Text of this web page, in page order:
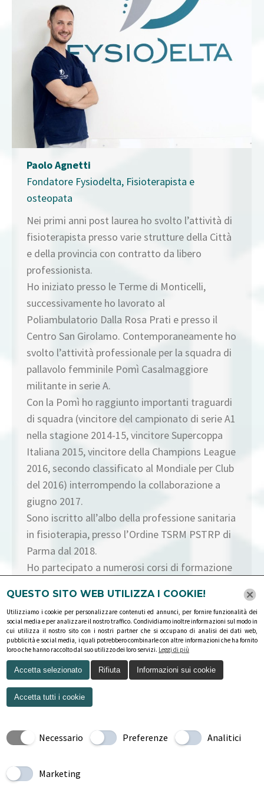
Paolo Agnetti
Fondatore Fysiodelta, Fisioterapista e
osteopata
Nei primi anni post laurea ho svolto l’attività di
fisioterapista presso varie strutture della Città
e della provincia con contratto da libero
professionista.
Ho iniziato presso le Terme di Monticelli,
successivamente ho lavorato al
Poliambulatorio Dalla Rosa Prati e presso il
Centro San Girolamo. Contemporaneamente ho
svolto l’attività professionale per la squadra di
pallavolo femminile Pomì Casalmaggiore
militante in serie A.
Con la Pomì ho raggiunto importanti traguardi
di squadra (vincitore del campionato di serie A1
nella stagione 2014-15, vincitore Supercoppa
Italiana 2015, vincitore della Champions League
2016, secondo classificato al Mondiale per Club
del 2016) interrompendo la collaborazione a
giugno 2017.
Sono iscritto all’albo della professione sanitaria
in fisioterapia, presso l’Ordine TSRM PSTRP di
Parma dal 2018.
Ho partecipato a numerosi corsi di formazione
Attualmente svolgo la professione presso lo
studio professionale privato Fision e presso lo
studio Fysiodelta.
QUESTO SITO WEB UTILIZZA I COOKIE!
Utilizziamo i cookie per personalizzare contenuti ed annunci, per fornire funzionalità dei
social media e per analizzare il nostro traffico. Condividiamo inoltre informazioni sul modo in
cui utilizza il nostro sito con i nostri partner che si occupano di analisi dei dati web,
pubblicità e social media, i quali potrebbero combinarle con altre informazioni che ha fornito
loro o che hanno raccolto dal suo utilizzo dei loro servizi. Leggi di più
Accetta selezionato Rifiuta Informazioni sui cookie
Accetta tutti i cookie
Necessario Preferenze Analitici
Marketing